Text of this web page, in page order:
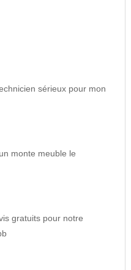
sérieux pour mon
monte meuble le
gratuits pour notre